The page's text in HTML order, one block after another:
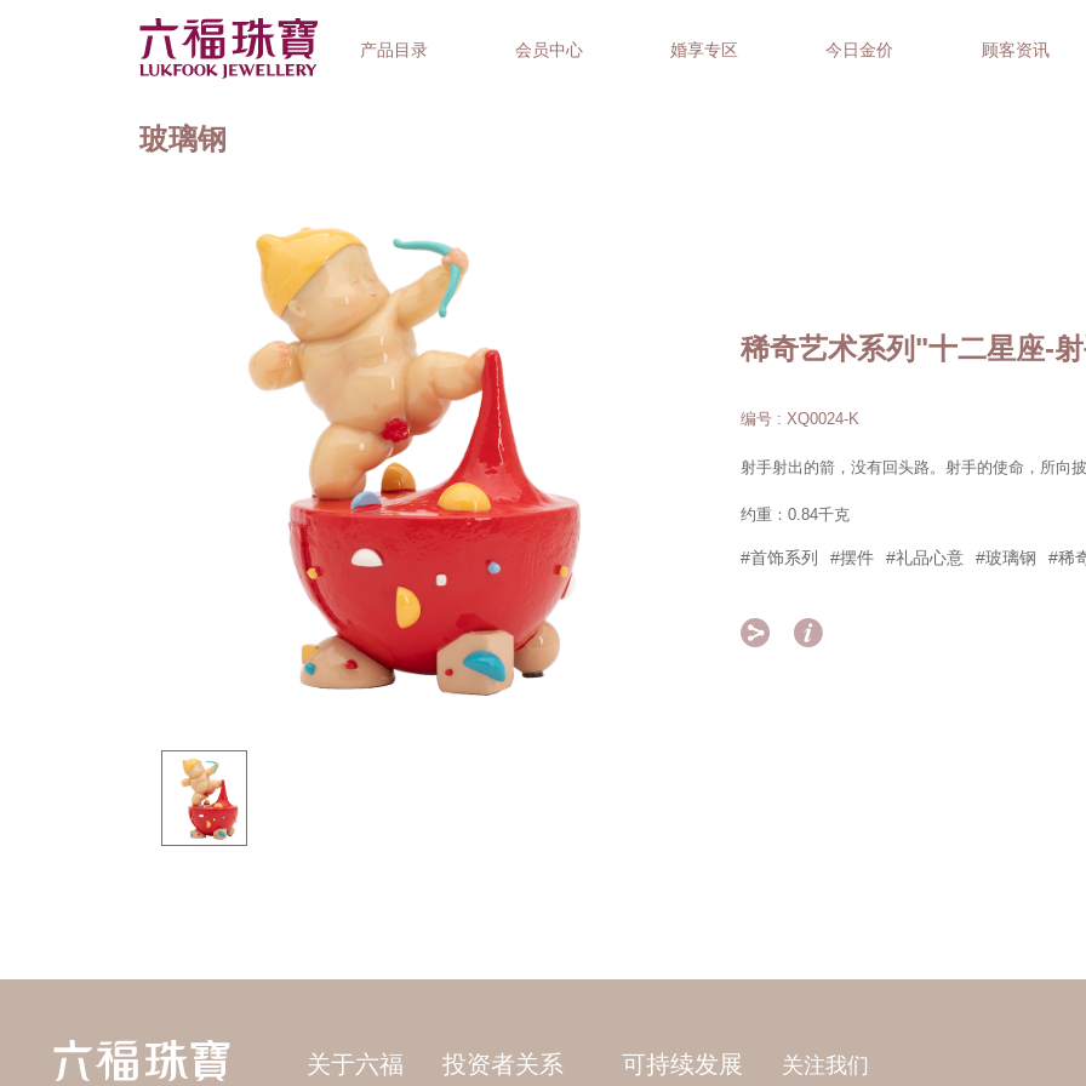
产品目录 会员中心 婚享专区 今日金价 顾客资讯
精选礼品
玻璃钢
稀奇艺术系列"十二星座-
编号 : XQ0024-K
射手射出的箭，没有回头路。射手的使命，所向
约重：0.84千克
#首饰系列 #摆件 #礼品心意 #玻璃钢 #稀
 
关于六福 投资者关系 可持续发展 关注我们